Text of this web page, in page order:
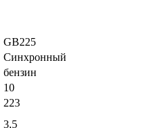
GB225
Синхронный
бензин
10
223
3,5